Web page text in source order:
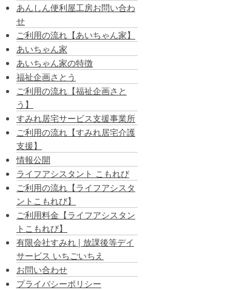
あんしん便利屋工房お問い合わ
せ
ご利用の流れ【あいちゃん家】
あいちゃん家
あいちゃん家の特徴
福祉企画さとう
ご利用の流れ【福祉企画さと
う】
すみれ居宅サービス支援事業所
ご利用の流れ【すみれ居宅介護
支援】
情報公開
ライフアシスタント こもれび
ご利用の流れ【ライフアシスタ
ントこもれび】
ご利用料金【ライフアシスタン
トこもれび】
有限会社すみれ | 放課後等デイ
サービス いちごいちえ
お問い合わせ
プライバシーポリシー